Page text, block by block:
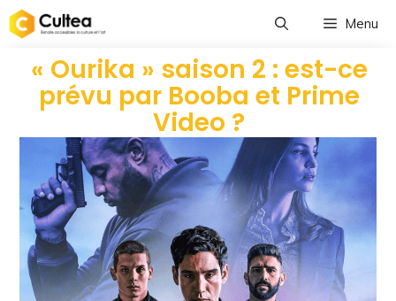
Menu
« Ourika » saison 2 : est-ce
prévu par Booba et Prime
Video ?